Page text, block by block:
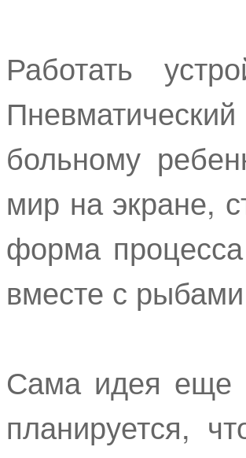
Работать
больному
мир на экране,
форма процесса
вместе с
Сама идея еще
планируется,